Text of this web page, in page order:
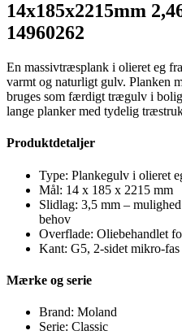
14x185x2215mm
14960262
En massivtræsplank i olieret eg
varmt og naturligt gulv. Planken
bruges som færdigt trægulv i
lange planker med tydelig
Produktdetaljer
Type: Plankegulv i olieret
Mål: 14 x 185 x 2215 mm
Slidlag: 3,5 mm –
behov
Overflade: Oliebehandlet
Kant: G5, 2-sidet mikro-fas
Mærke og serie
Brand: Moland
Serie: Classic